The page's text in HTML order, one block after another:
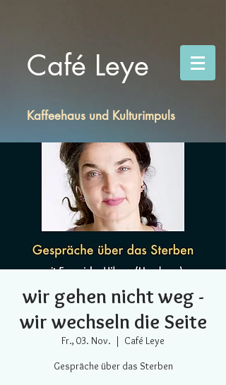
Café Leye
Kaffeehaus und Kulturimpuls
wir gehen nicht weg -
wir wechseln die Seite
Fr., 03. Nov.
  |
Café Leye
Gespräche über das Sterben